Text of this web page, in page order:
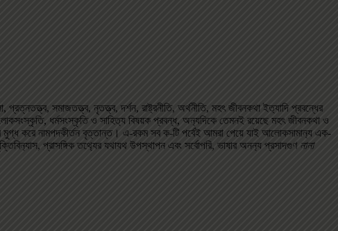
প্রত্নতত্ত্ব, সমাজতত্ত্ব, নৃতত্ত্ব, দর্শন, রাষ্ট্রনীতি, অর্থনীতি, মহৎ জীবনকথা ইত‌্যাদি প্রবন্ধের
ধর্মসংস্কৃতি ও সাহিত‌্য বিষয়ক প্রবন্ধ, অন‌্যদিকে তেমনই রয়েছে মহৎ জীবনকথা ও
করে নামপদকীর্তন বৃত্তান্ত। এ-রকম সব ক-টি পর্বেই আমরা পেয়ে যাই আলোকসামান‌্য এক-
প্রাসঙ্গিক তথ‌্যের যথাযথ উপস্থাপন এবং সর্বোপরি, ভাষার অনন‌্য প্রসাদগুণ নানা